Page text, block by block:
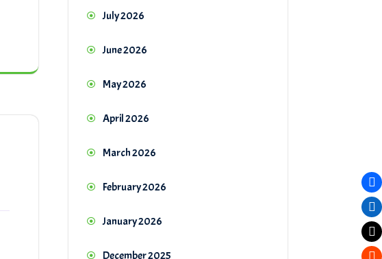
July 2026
June 2026
May 2026
April 2026
March 2026
February 2026
January 2026
December 2025